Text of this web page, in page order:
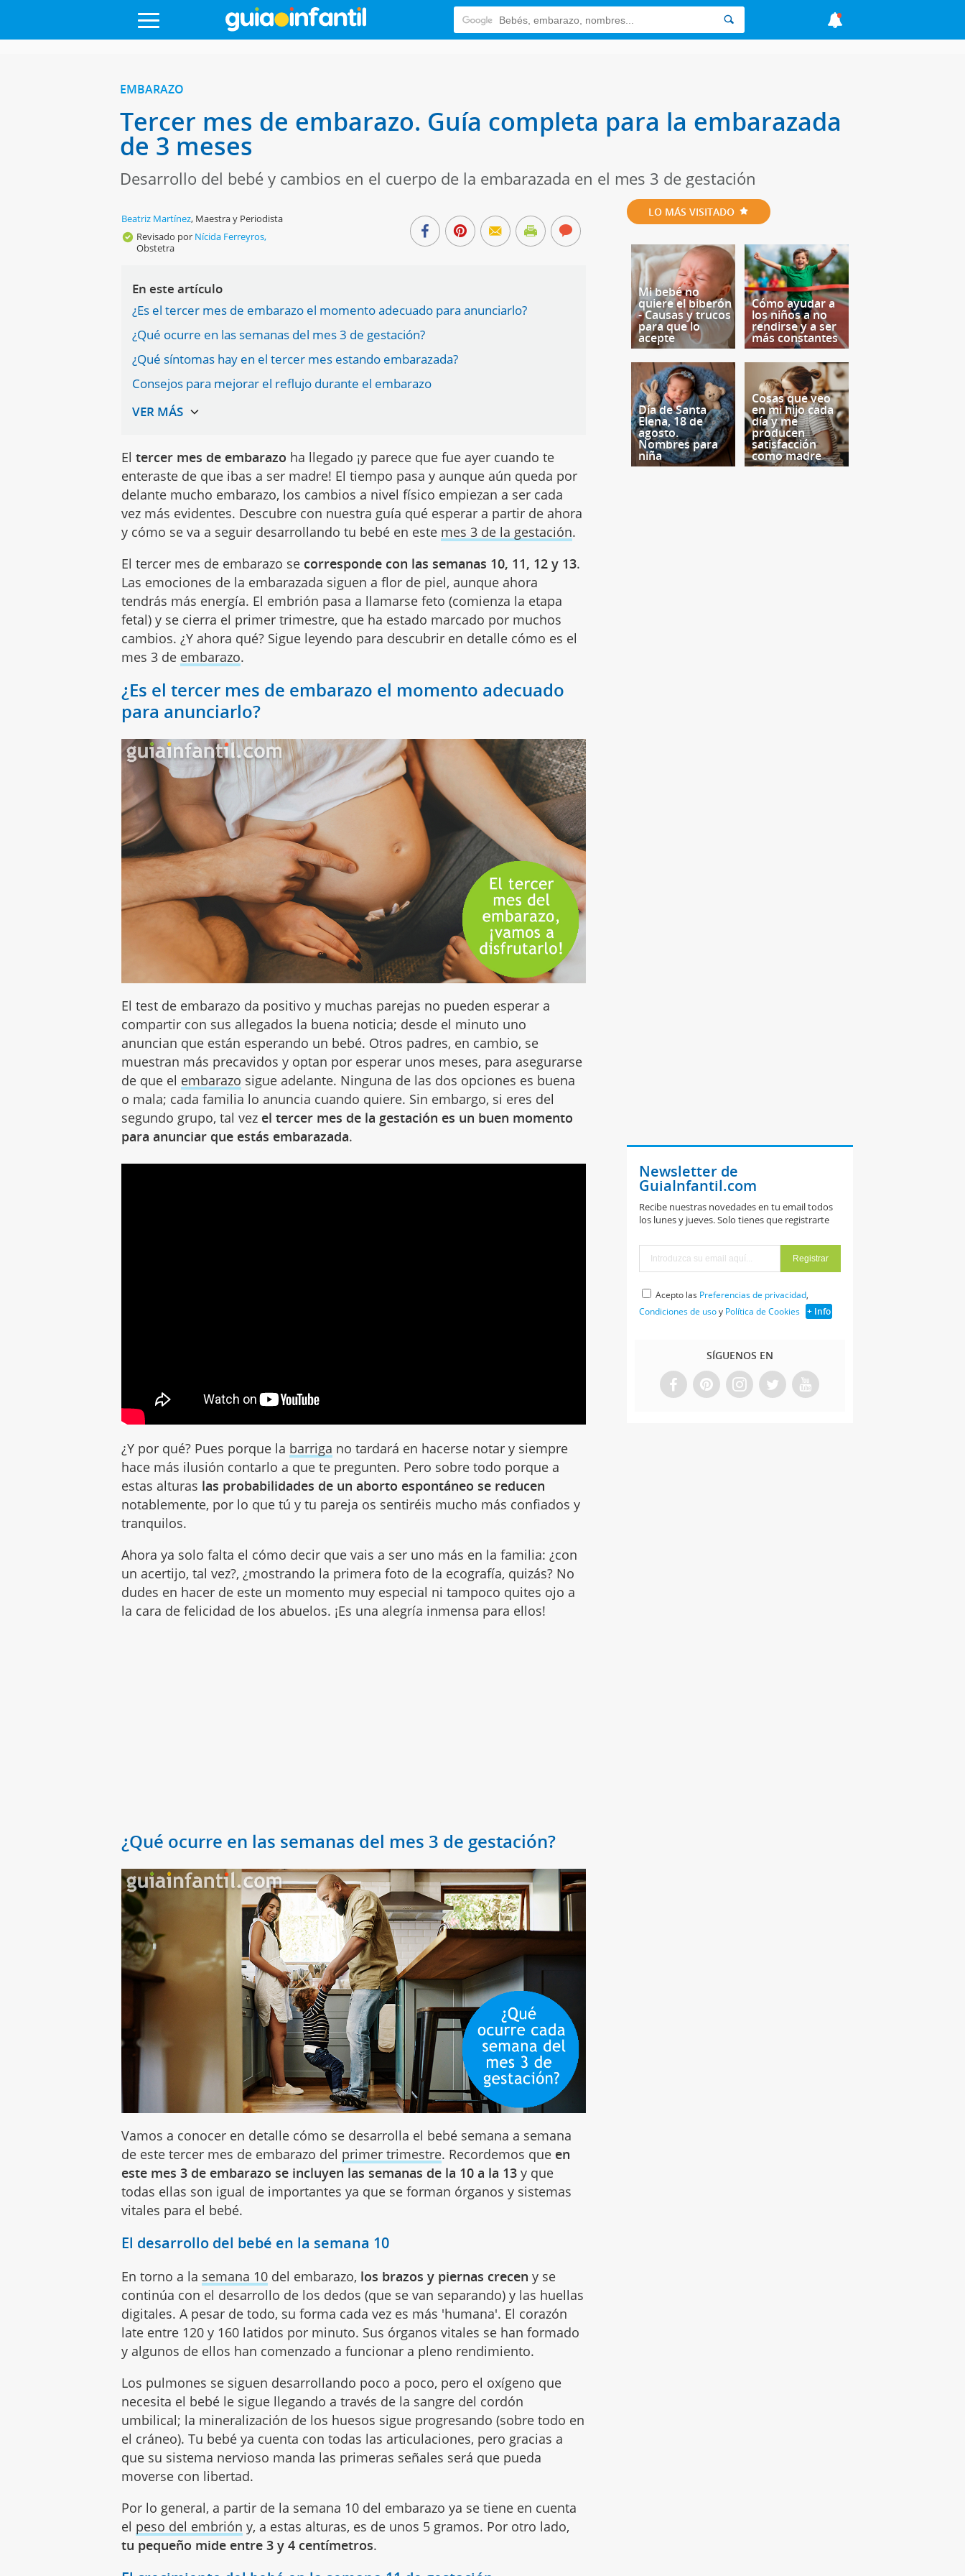
EMBARAZO
Tercer mes de embarazo. Guía completa para la embarazada
de 3 meses
Desarrollo del bebé y cambios en el cuerpo de la embarazada en el mes 3 de gestación
Beatriz Martínez, Maestra y Periodista
Revisado por Nícida Ferreyros,
Obstetra
En este artículo
¿Es el tercer mes de embarazo el momento adecuado para anunciarlo?
¿Qué ocurre en las semanas del mes 3 de gestación?
¿Qué síntomas hay en el tercer mes estando embarazada?
Consejos para mejorar el reflujo durante el embarazo
Eltercer mes de embarazo ha llegado ¡y parece que fue ayer cuando te
enteraste de que ibas a ser madre! El tiempo pasa y aunque aún queda por
delante mucho embarazo, los cambios a nivel físico empiezan a ser cada
vez más evidentes. Descubre con nuestra guía qué esperar a partir de ahora
y cómo se va a seguir desarrollando tu bebé en este mes 3 de la gestación.
El tercer mes de embarazo se corresponde con las semanas 10, 11, 12 y 13.
Las emociones de la embarazada siguen a flor de piel, aunque ahora
tendrás más energía. El embrión pasa a llamarse feto (comienza la etapa
fetal) y se cierra el primer trimestre, que ha estado marcado por muchos
cambios. ¿Y ahora qué? Sigue leyendo para descubrir en detalle cómo es el
mes 3 de embarazo.
¿Es el tercer mes de embarazo el momento adecuado
para anunciarlo?
El test de embarazo da positivo y muchas parejas no pueden esperar a
compartir con sus allegados la buena noticia; desde el minuto uno
anuncian que están esperando un bebé. Otros padres, en cambio, se
muestran más precavidos y optan por esperar unos meses, para asegurarse
de que el embarazo sigue adelante. Ninguna de las dos opciones es buena
o mala; cada familia lo anuncia cuando quiere. Sin embargo, si eres del
segundo grupo, tal vez el tercer mes de la gestación es un buen momento
para anunciar que estás embarazada.
¿Y por qué? Pues porque la barriga no tardará en hacerse notar y siempre
hace más ilusión contarlo a que te pregunten. Pero sobre todo porque a
estas alturas las probabilidades de un aborto espontáneo se reducen
notablemente, por lo que tú y tu pareja os sentiréis mucho más confiados y
tranquilos.
Ahora ya solo falta el cómo decir que vais a ser uno más en la familia: ¿con
un acertijo, tal vez?, ¿mostrando la primera foto de la ecografía, quizás? No
dudes en hacer de este un momento muy especial ni tampoco quites ojo a
la cara de felicidad de los abuelos. ¡Es una alegría inmensa para ellos!
¿Qué ocurre en las semanas del mes 3 de gestación?
Vamos a conocer en detalle cómo se desarrolla el bebé semana a semana
de este tercer mes de embarazo del primer trimestre. Recordemos que en
este mes 3 de embarazo se incluyen las semanas de la 10 a la 13 y que
todas ellas son igual de importantes ya que se forman órganos y sistemas
vitales para el bebé.
El desarrollo del bebé en la semana 10
En torno a la semana 10 del embarazo, los brazos y piernas crecen y se
continúa con el desarrollo de los dedos (que se van separando) y las huellas
digitales. A pesar de todo, su forma cada vez es más 'humana'. El corazón
late entre 120 y 160 latidos por minuto. Sus órganos vitales se han formado
y algunos de ellos han comenzado a funcionar a pleno rendimiento.
Los pulmones se siguen desarrollando poco a poco, pero el oxígeno que
necesita el bebé le sigue llegando a través de la sangre del cordón
umbilical; la mineralización de los huesos sigue progresando (sobre todo en
el cráneo). Tu bebé ya cuenta con todas las articulaciones, pero gracias a
que su sistema nervioso manda las primeras señales será que pueda
moverse con libertad.
Por lo general, a partir de la semana 10 del embarazo ya se tiene en cuenta
el peso del embrión y, a estas alturas, es de unos 5 gramos. Por otro lado,
tu pequeño mide entre 3 y 4 centímetros.
LO MÁS VISITADO
Mi bebé no
quiere el biberón
- Causas y trucos
para que lo
acepte
Cómo ayudar a
los niños a no
rendirse y a ser
más constantes
Día de Santa
Elena, 18 de
agosto.
Nombres para
niña
Cosas que veo
en mi hijo cada
día y me
producen
satisfacción
como madre
Newsletter de
GuiaInfantil.com
Recibe nuestras novedades en tu email todos
los lunes y jueves. Solo tienes que registrarte
Acepto las Preferencias de privacidad,
Condiciones de usoy Política de Cookies + Info
SÍGUENOS EN